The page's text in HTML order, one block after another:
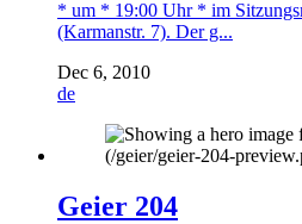
* um * 19:00 Uhr * im
(Karmanstr. 7). Der g...
Dec 6, 2010
de
Geier 204